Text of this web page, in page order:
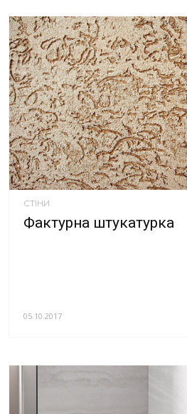
СТІНИ
Фактурна штукатурка
05.10.2017